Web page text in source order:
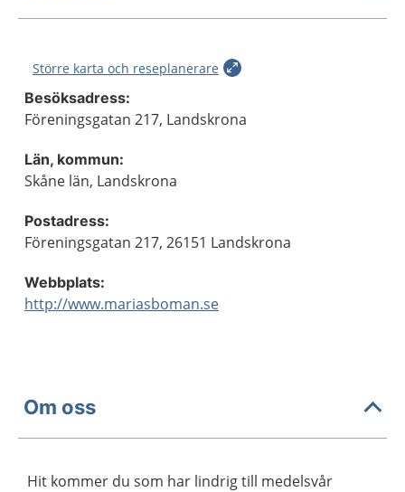
Större karta och reseplanerare
Besöksadress:
Föreningsgatan 217, Landskrona
Län, kommun:
Skåne län, Landskrona
Postadress:
Föreningsgatan 217, 26151 Landskrona
Webbplats:
http://www.mariasboman.se
Om oss
Hit kommer du som har lindrig till medelsvår